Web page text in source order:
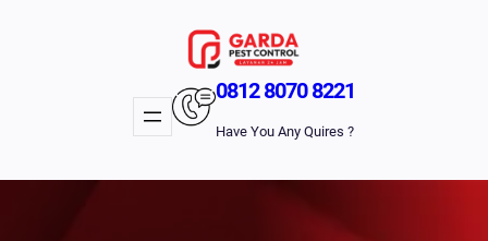
0812 8070 8221
Have You Any Quires ?